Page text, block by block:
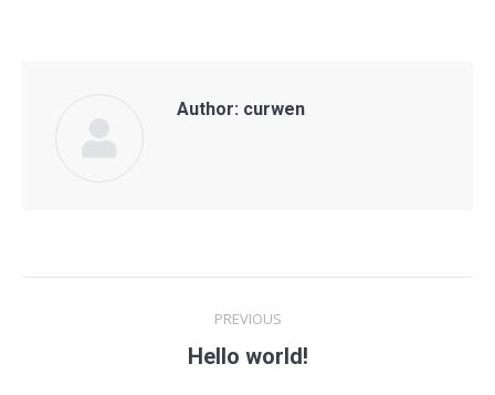
Author: curwen
navigation
PREVIOUS
Previous
Hello world!